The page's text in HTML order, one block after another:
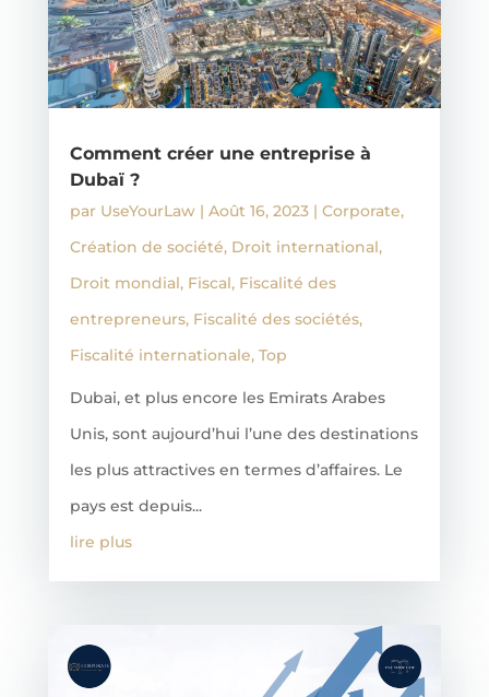
Comment créer une entreprise à
Dubaï ?
par UseYourLaw | Août 16, 2023| Corporate,
Création de société, Droit international,
Droit mondial, Fiscal, Fiscalité des
entrepreneurs, Fiscalité des sociétés,
Fiscalité internationale, Top
Dubai, et plus encore les Emirats Arabes
Unis, sont aujourd’hui l’une des destinations
les plus attractives en termes d’affaires. Le
pays est depuis...
lire plus